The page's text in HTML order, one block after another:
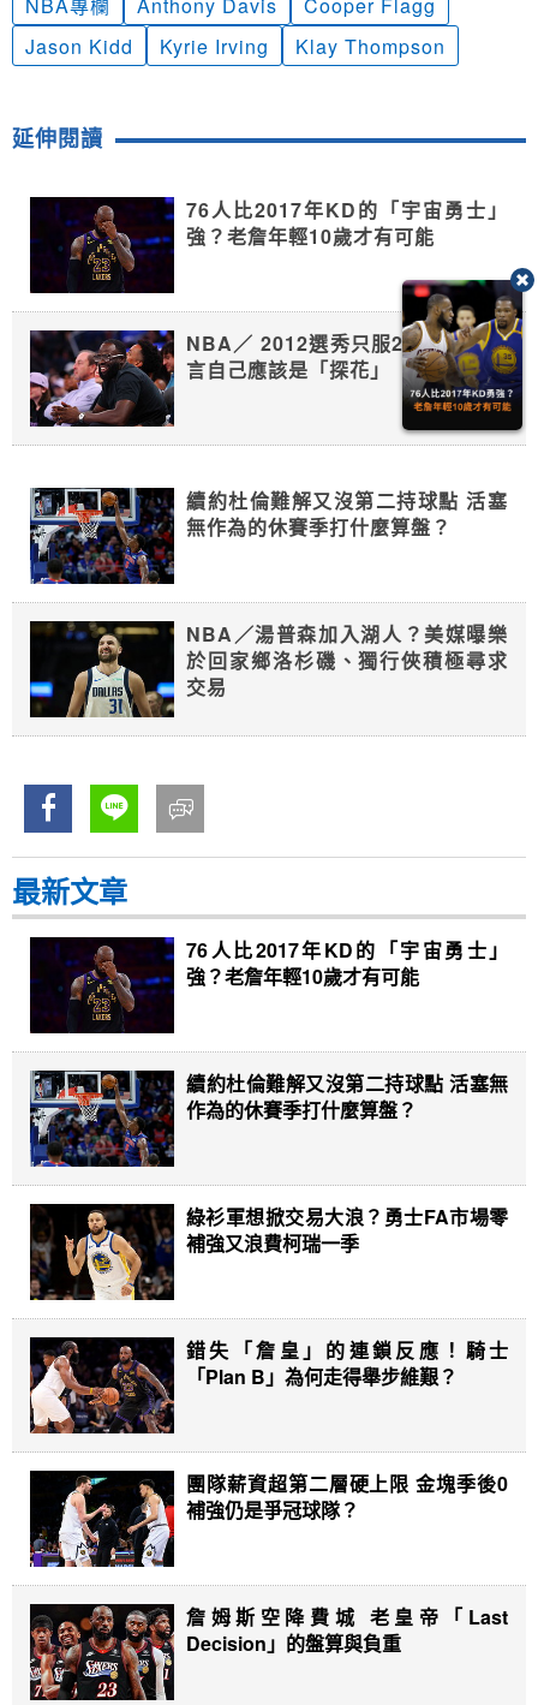
NBA專欄 Anthony Davis
Cooper Flagg
Jason Kidd
Kyrie Irving Klay Thompson
延伸閱讀
76人比2017年KD的「宇宙勇士」
強？老詹年輕10歲才有可能
NBA／ 2012選秀只服2人！格林直
言自己應該是「探花」
續約杜倫難解又沒第二持球點 活塞
無作為的休賽季打什麼算盤？
NBA／湯普森加入湖人？美媒曝樂
於回家鄉洛杉磯、獨行俠積極尋求
交易
最新文章
76人比2017年KD的「宇宙勇士」
強？老詹年輕10歲才有可能
續約杜倫難解又沒第二持球點 活塞無
作為的休賽季打什麼算盤？
綠衫軍想掀交易大浪？勇士FA市場零
補強又浪費柯瑞一季
錯失「詹皇」的連鎖反應！騎士
「Plan B」為何走得舉步維艱？
團隊薪資超第二層硬上限 金塊季後0
補強仍是爭冠球隊？
詹姆斯空降費城 老皇帝「Last
Decision」的盤算與負重